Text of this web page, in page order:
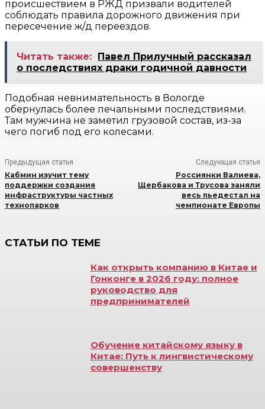
происшествием в РЖД призвали водителей
соблюдать правила дорожного движения при
пересечение ж/д переездов.
Читать также: Павел Прилучный рассказал
о последствиях драки годичной давности
Подобная невнимательность в Вологде
обернулась более печальными последствиями.
Там мужчина не заметил грузовой состав, из-за
чего погиб под его колесами.
Предыдущая статья
Кабмин изучит тему
поддержки создания
инфраструктуры частных
технопарков
Следующая статья
Россиянки Валиева,
Щербакова и Трусова заняли
весь пьедестал на
чемпионате Европы
СТАТЬИ ПО ТЕМЕ
Как открыть компанию в Китае и
Гонконге в 2026 году: полное
руководство для
предпринимателей
Обучение китайскому языку в
Китае: Путь к лингвистическому
совершенству